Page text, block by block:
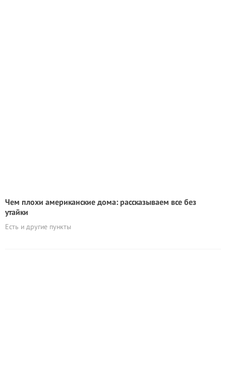
Чем плохи американские дома: рассказываем все без
утайки
Есть и другие пункты